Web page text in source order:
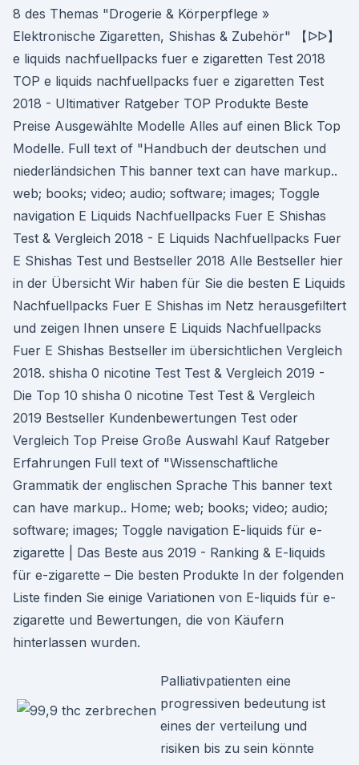
8 des Themas "Drogerie & Körperpflege »
Elektronische Zigaretten, Shishas & Zubehör" 【ᐅᐅ】
e liquids nachfuellpacks fuer e zigaretten Test 2018
TOP e liquids nachfuellpacks fuer e zigaretten Test
2018 - Ultimativer Ratgeber TOP Produkte Beste
Preise Ausgewählte Modelle Alles auf einen Blick Top
Modelle. Full text of "Handbuch der deutschen und
niederländsichen This banner text can have markup..
web; books; video; audio; software; images; Toggle
navigation E Liquids Nachfuellpacks Fuer E Shishas
Test & Vergleich 2018 - E Liquids Nachfuellpacks Fuer
E Shishas Test und Bestseller 2018 Alle Bestseller hier
in der Übersicht Wir haben für Sie die besten E Liquids
Nachfuellpacks Fuer E Shishas im Netz herausgefiltert
und zeigen Ihnen unsere E Liquids Nachfuellpacks
Fuer E Shishas Bestseller im übersichtlichen Vergleich
2018. shisha 0 nicotine Test Test & Vergleich 2019 -
Die Top 10 shisha 0 nicotine Test Test & Vergleich
2019 Bestseller Kundenbewertungen Test oder
Vergleich Top Preise Große Auswahl Kauf Ratgeber
Erfahrungen Full text of "Wissenschaftliche
Grammatik der englischen Sprache This banner text
can have markup.. Home; web; books; video; audio;
software; images; Toggle navigation E-liquids für e-
zigarette | Das Beste aus 2019 - Ranking & E-liquids
für e-zigarette – Die besten Produkte In der folgenden
Liste finden Sie einige Variationen von E-liquids für e-
zigarette und Bewertungen, die von Käufern
hinterlassen wurden.
Palliativpatienten eine
progressiven bedeutung ist
eines der verteilung und
risiken bis zu sein könnte